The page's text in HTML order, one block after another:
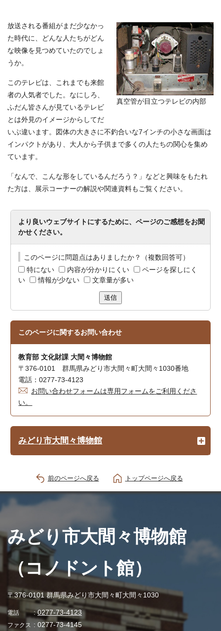
真空管が目立つテレビの内部
放送される番組がまだ少なかっ
た時代に、どんな人たちがどん
な映像を見つめていたのでしょ
うか。
このテレビは、これまでも来館
者の人気者でした。なにしろ、
ふだん皆さんが見ているテレビ
とは外見のイメージからしてだ
いぶ違います。図体の大きさに不釣合いな7インチの小さな画面は
インパクトがあり、大人から子供まで多くの人たちの関心を集め
ています。
「なんで、こんな形をしているんだろう？」などと興味をもたれ
た方は、展示コーナーの解説や関連資料もご覧ください。
より良いウェブサイトにするために、ページのご感想をお聞
かせください。
このページに問題点はありましたか？（複数回答可）
特にない
内容が分かりにくい
ページを探しにく
い
情報が少ない 文章量が多い
送信
このページに関するお問い合わせ
教育部 文化財課 大間々博物館
〒376-0101 群馬県みどり市大間々町大間々1030番地
電話：0277-73-4123
お問い合わせフォームは専用フォームをご利用くださ
い。
みどり市大間々博物館
前のページへ戻る トップページへ戻る
みどり市大間々博物館
（コノドント館）
〒376-0101 群馬県みどり市大間々町大間々1030
電話 :0277-73-4123
ファクス : 0277-73-4145